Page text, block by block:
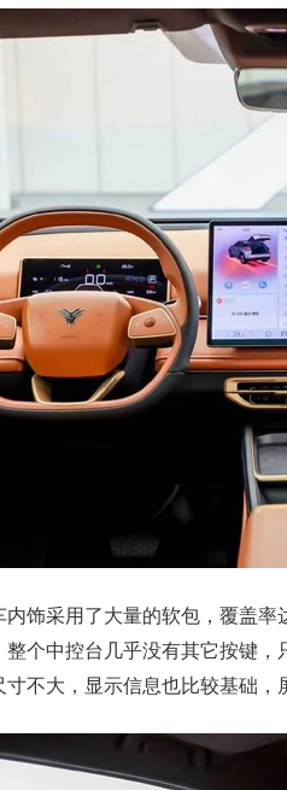
内饰采用了大量的软包，覆盖
整个中控台几乎没有其它按键
不大，显示信息也比较基础，